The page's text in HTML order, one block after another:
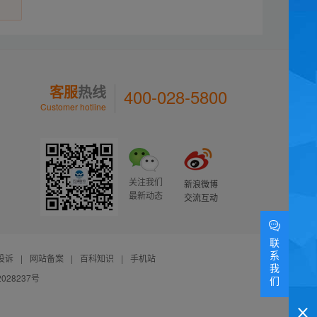
客服热线
Customer hotline 400-028-5800
关注我们
最新动态
新浪微博
交流互动
诉 | 网站备案 | 百科知识 |
手机站
号
联
系
我
们